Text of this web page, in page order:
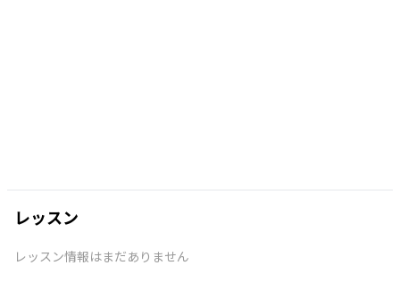
レッスン
レッスン情報はまだありません